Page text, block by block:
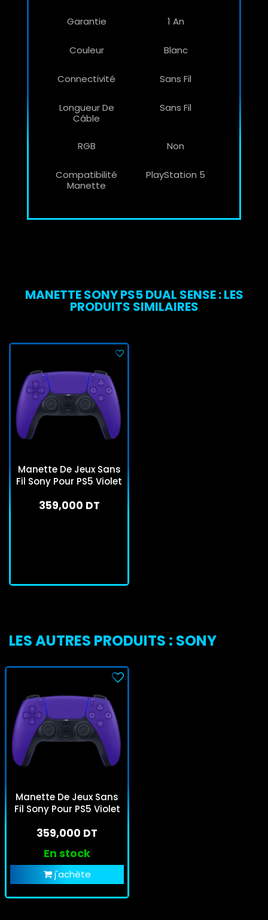
Garantie 1 An
Couleur Blanc
Connectivité Sans Fil
Longueur De
Câble
Sans Fil
RGB Non
Compatibilité
Manette
PlayStation 5
MANETTE SONY PS5 DUAL SENSE : LES
PRODUITS SIMILAIRES
Manette De Jeux Sans
Fil Sony Pour PS5 Violet
359,000 DT
LES AUTRES PRODUITS : SONY
Manette De Jeux Sans
Fil Sony Pour PS5 Violet
359,000 DT
En stock
j'achète